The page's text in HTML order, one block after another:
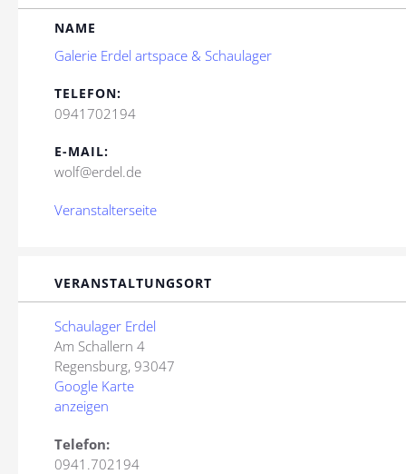
NAME
Galerie Erdel artspace & Schaulager
TELEFON:
0941702194
E-MAIL:
wolf@erdel.de
Veranstalterseite
VERANSTALTUNGSORT
Schaulager Erdel
Am Schallern 4
Regensburg, 93047
Google Karte
anzeigen
Telefon:
0941.702194